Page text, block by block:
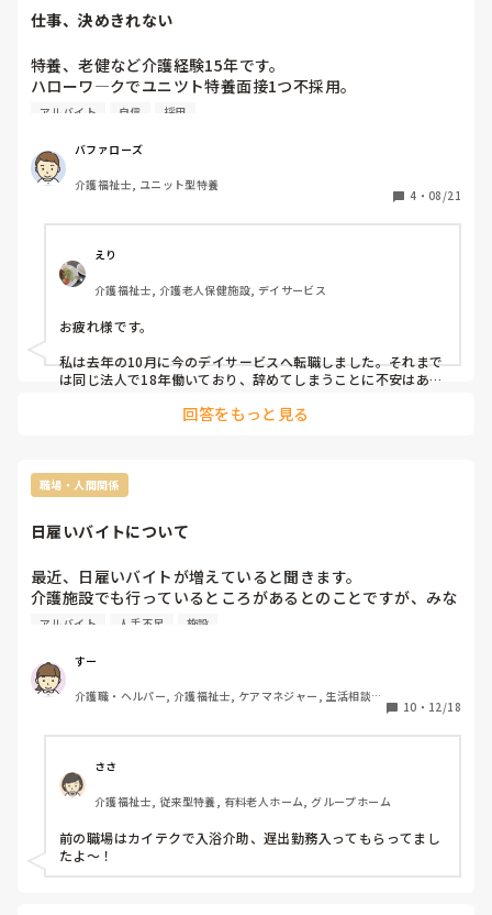
仕事、決めきれない
特養、老健など介護経験15年です。
ハローワ―クでユニツト特養面接1つ不採用。
前の職場、残業50時間で身体こわした。などとネガティブ発
接で話聞き、正社員採用でしたが、合わなさそうでお断りし
ました。
ネガティブ発言改め、ハローワークのスタッフから面接対策
のアドバイスもらい、今週、特養、住宅とサ高住ハローワー
クから正社員で、見学、面接受けます。
施設形態は、知ってますが、やりたい事がなく、数多く
色々、選んでしまい、決めきれません。
紹介会社使おうかなーとか色々考えてしまいます。
引越しもあり、そんなに面接ばかりも行ってられなくて、自
信がなくなってきています。
給料、通勤範囲、施設系　で選んでます。
食べる為に警備とか軽作業とかも見ています。
皆さんのアドバイス頂きたいです。
アルバイト 自信 採用
バファローズ
介護福祉士, ユニット型特養
4 ・ 08/21
えり
介護福祉士, 介護老人保健施設, デイサービス
お疲れ様です。
私は去年の10月に今のデイサービスへ転職しました。それまで
は同じ法人で18年働いており、辞めてしまうことに不安はあり
イゴジョブの紹介で入りました。希望を汲み取って探しくださ
とても親身になって対応して下さいました。
たが、身体を壊したことだけ伝えるのではなく、身体を壊しま
なと思います。またカイゴジョブなどだとやめた理由について
も伝えておけばそこも含めて事業所の方にこういう方ですと、
伝えて下さりますので面接で伝えやすくなるかもしれません。
回答をもっと見る
職場・人間関係
日雇いバイトについて
最近、日雇いバイトが増えていると聞きます。
介護施設でも行っているところがあるとのことですが、みな
さんの施設もどこかのサイトに登録してたり実際に働いても
アルバイト 人手不足 施設
すー
介護職・ヘルパー, 介護福祉士, ケアマネジャー, 生活相談
10 ・ 12/18
ささ
介護福祉士, 従来型特養, 有料老人ホーム, グループホーム
前の職場はカイテクで入浴介助、遅出勤務入ってもらってまし
たよ〜！